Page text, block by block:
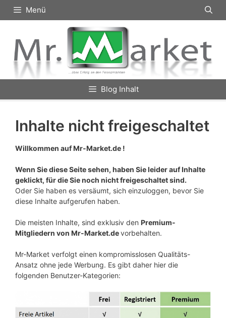
Inhalt
Menü
Blog Inhalt
Inhalte nicht freigeschaltet
Willkommen auf Mr-Market.de !
Wenn Sie diese Seite sehen, haben Sie leider auf Inhalte
geklickt, für die Sie noch nicht freigeschaltet sind.
Oder Sie haben es versäumt, sich einzuloggen, bevor Sie
diese Inhalte aufgerufen haben.
Die meisten Inhalte, sind exklusiv den Premium-
Mitgliedern von Mr-Market.devorbehalten.
Mr-Market verfolgt einen kompromisslosen Qualitäts-
Ansatz ohne jede Werbung. Es gibt daher hier die
folgenden Benutzer-Kategorien: